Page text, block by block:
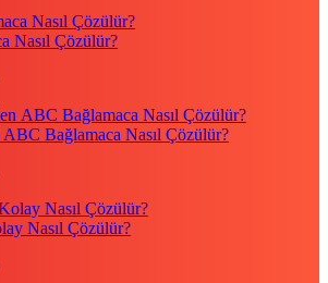
Nasıl Çözülür?
Bağlamaca Nasıl Çözülür?
Nasıl Çözülür?